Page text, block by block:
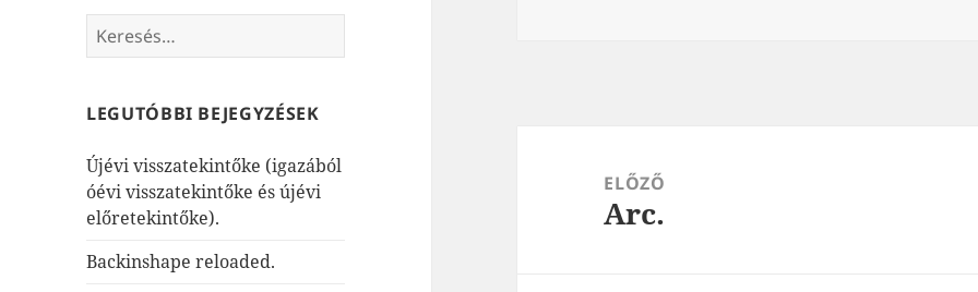
Keresés:
LEGUTÓBBI BEJEGYZÉSEK
Újévi visszatekintőke (igazából
óévi visszatekintőke és újévi
előretekintőke).
Backinshape reloaded.
navigációELŐZŐ
Korábbi
Arc.